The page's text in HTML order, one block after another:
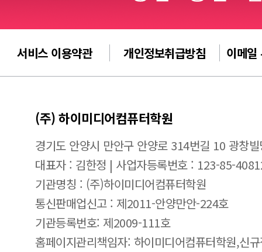
서비스 이용약관 개인정보취급방침 이메일
(주) 하이미디어컴퓨터학원
경기도 안양시 만안구 안양로 314번길 10 광창
대표자 : 김한정 | 사업자등록번호 : 123-85-
기관명칭 : (주)하이미디어컴퓨터학원
통신판매업신고 : 제2011-안양만안-224호
기관등록번호: 제2009-111호
홈페이지관리책임자: 하이미디어컴퓨터학원,신